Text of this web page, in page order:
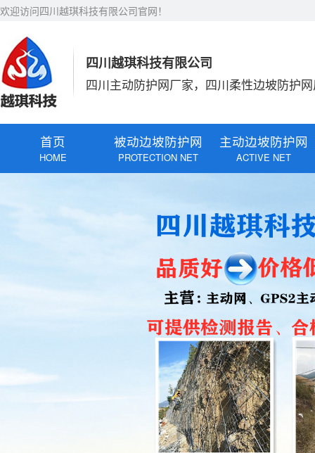
欢迎访问四川越琪科技有限公司官网！
四川越琪科技有限公司
四川主动防护网厂家，四川柔性边坡防护
首页
HOME
被动边坡防护网
PROTECTION NET
主动边坡防护网
ACTIVE NET